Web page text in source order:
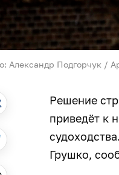
Александр Подгорчук /
Решение
приведёт к
Грушко,